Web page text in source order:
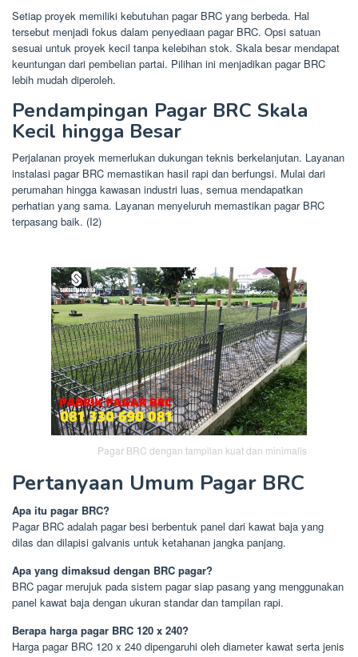
Setiap proyek memiliki kebutuhan pagar BRC yang berbeda. Hal
tersebut menjadi fokus dalam penyediaan pagar BRC. Opsi satuan
sesuai untuk proyek kecil tanpa kelebihan stok. Skala besar mendapat
keuntungan dari pembelian partai. Pilihan ini menjadikan pagar BRC
lebih mudah diperoleh.
Pendampingan Pagar BRC Skala
Kecil hingga Besar
Perjalanan proyek memerlukan dukungan teknis berkelanjutan. Layanan
instalasi pagar BRC memastikan hasil rapi dan berfungsi. Mulai dari
perumahan hingga kawasan industri luas, semua mendapatkan
perhatian yang sama. Layanan menyeluruh memastikan pagar BRC
terpasang baik. (I2)
Pagar BRC dengan tampilan kuat dan minimalis
Pertanyaan Umum Pagar BRC
Apa itu pagar BRC?
Pagar BRC adalah pagar besi berbentuk panel dari kawat baja yang
dilas dan dilapisi galvanis untuk ketahanan jangka panjang.
Apa yang dimaksud dengan BRC pagar?
BRC pagar merujuk pada sistem pagar siap pasang yang menggunakan
panel kawat baja dengan ukuran standar dan tampilan rapi.
Berapa harga pagar BRC 120 x 240?
Harga pagar BRC 120 x 240 dipengaruhi oleh diameter kawat serta jenis